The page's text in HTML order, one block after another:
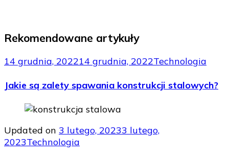
Rekomendowane artykuły
14 grudnia, 202214 grudnia, 2022Technologia
Jakie są zalety spawania konstrukcji stalowych?
Updated on 3 lutego, 20233 lutego,
2023Technologia